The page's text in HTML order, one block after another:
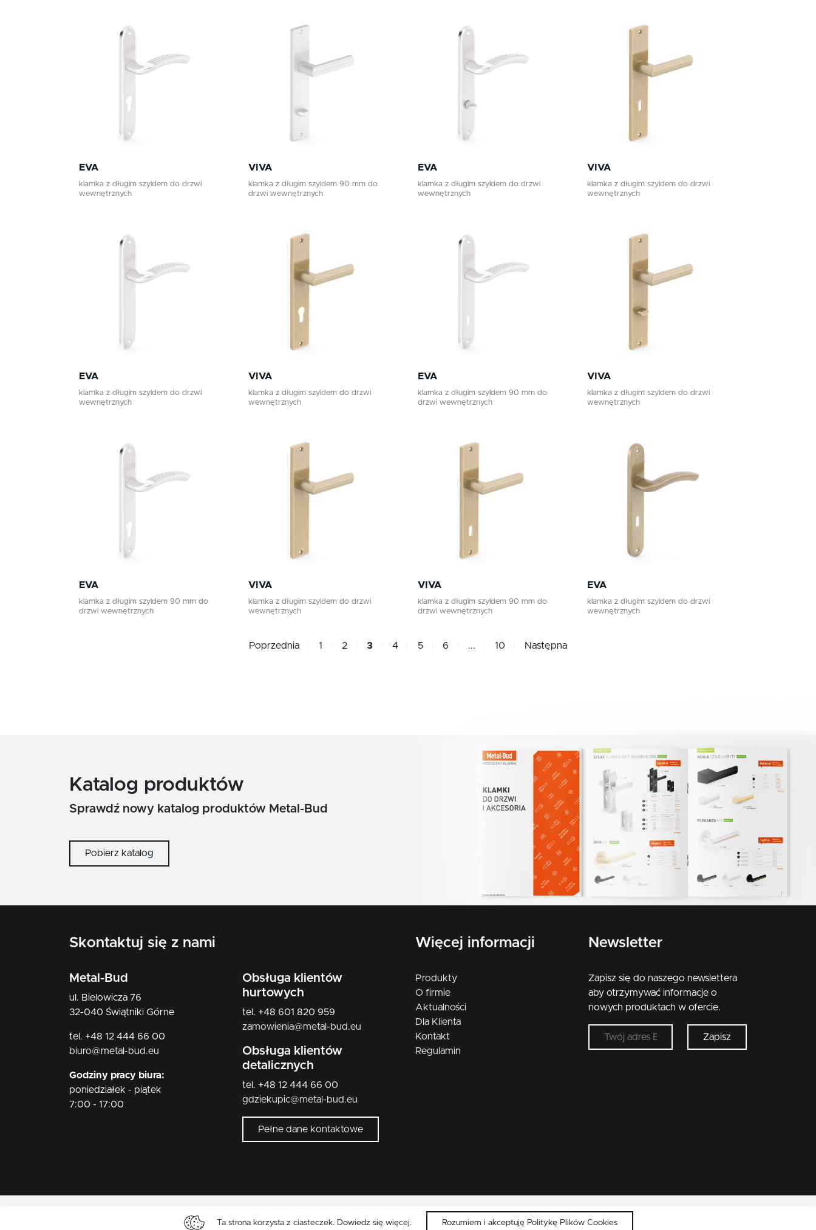
EVA
klamka z długim szyldem do drzwi
wewnętrznych
VIVA
klamka z długim szyldem 90 mm do
drzwi wewnętrznych
EVA
klamka z długim szyldem do drzwi
wewnętrznych
VIVA
klamka z długim szyldem do drzwi
wewnętrznych
EVA
klamka z długim szyldem do drzwi
wewnętrznych
VIVA
klamka z długim szyldem do drzwi
wewnętrznych
EVA
klamka z długim szyldem 90 mm do
drzwi wewnętrznych
VIVA
klamka z długim szyldem do drzwi
wewnętrznych
EVA
klamka z długim szyldem 90 mm do
drzwi wewnętrznych
VIVA
klamka z długim szyldem do drzwi
wewnętrznych
VIVA
klamka z długim szyldem 90 mm do
drzwi wewnętrznych
EVA
klamka z długim szyldem do drzwi
wewnętrznych
Poprzednia 1 2 3 4 5 6 ... 10 Następna
Katalog produktów
Sprawdź nowy katalog produktów Metal-Bud
Pobierz katalog
Skontaktuj się z nami
Metal-Bud
ul. Bielowicza 76
32-040 Świątniki Górne
tel. +48 12 444 66 00
biuro@metal-bud.eu
Godziny pracy biura:
poniedziałek - piątek
7:00 - 17:00
Obsługa klientów
hurtowych
tel. +48 601 820 959
zamowienia@metal-bud.eu
Obsługa klientów
detalicznych
tel. +48 12 444 66 00
gdziekupic@metal-bud.eu
Pełne dane kontaktowe
Więcej informacji
Produkty
O firmie
Aktualności
Dla Klienta
Kontakt
Regulamin
Newsletter
Zapisz się do naszego newslettera
aby otrzymywać informacje o
nowych produktach w ofercie.
Zapisz
Copyright © 2026 Metal-Bud. Wszelkie przwa zastrzeżone.
Ta strona korzysta z ciasteczek. Dowiedz się więcej. Rozumiem i akceptuję Politykę Plików Cookies